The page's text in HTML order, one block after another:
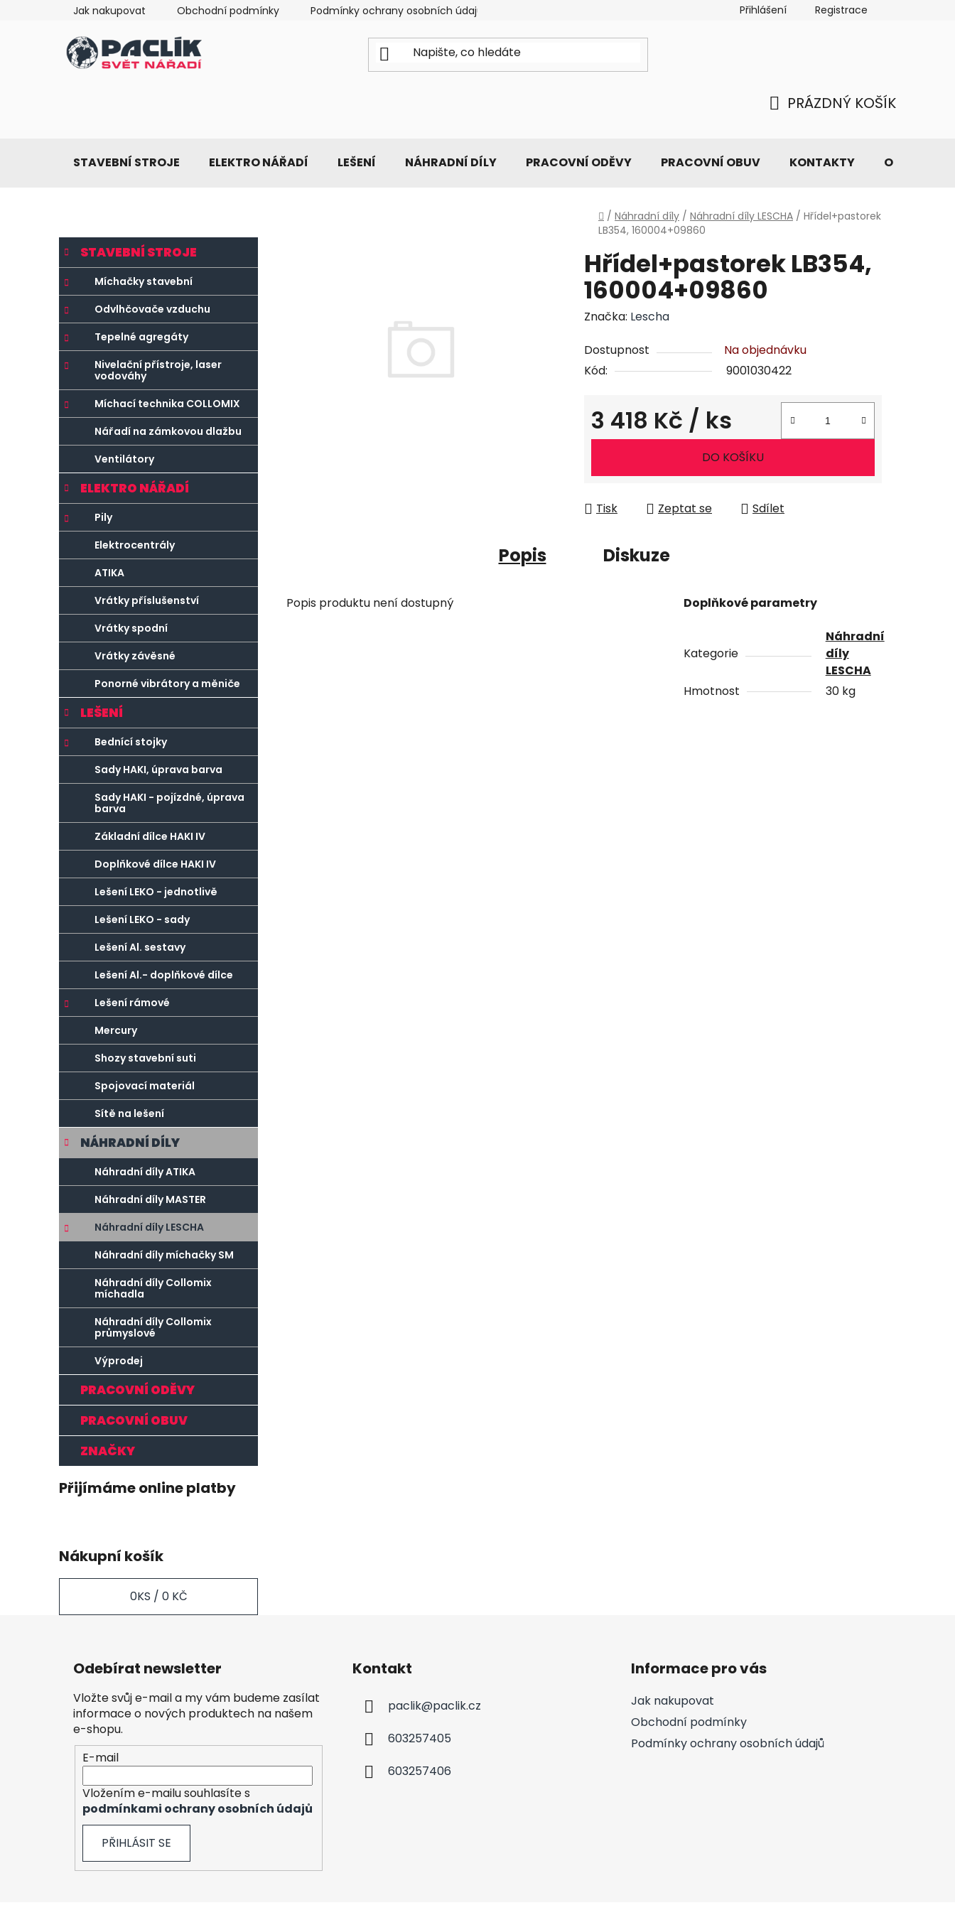
Jak nakupovat Obchodní podmínky Podmínky ochrany osobních údajů Přihlášení Registrace
KOŠÍK
PRÁZDNÝ KOŠÍK
STAVEBNÍ STROJE ELEKTRO NÁŘADÍ LEŠENÍ NÁHRADNÍ DÍLY PRACOVNÍ ODĚVY PRACOVNÍ OBUV KONTAKTY O NÁS
Domů
/ Náhradní díly / Náhradní díly LESCHA / Hřídel+pastorek
LB354, 160004+09860
P
o
s
t
r
a
n
n
í
p
n
e
Přeskočit
kategorie
K
a
e
g
o
i
e
STAVEBNÍ STROJE
Míchačky stavební
Odvlhčovače vzduchu
Tepelné agregáty
Nivelační přístroje, laser
vodováhy
Míchací technika COLLOMIX
Nářadí na zámkovou dlažbu
Ventilátory
ELEKTRO NÁŘADÍ
Pily
Elektrocentrály
ATIKA
Vrátky příslušenství
Vrátky spodní
Vrátky závěsné
Ponorné vibrátory a měniče
LEŠENÍ
Bednící stojky
Sady HAKI, úprava barva
Sady HAKI - pojízdné, úprava
barva
Základní dílce HAKI IV
Doplňkové dílce HAKI IV
Lešení LEKO - jednotlivě
Lešení LEKO - sady
Lešení Al. sestavy
Lešení Al.- doplňkové dílce
Lešení rámové
Mercury
Shozy stavební suti
Spojovací materiál
Sítě na lešení
NÁHRADNÍ DÍLY
Náhradní díly ATIKA
Náhradní díly MASTER
Náhradní díly LESCHA
Náhradní díly míchačky SM
Náhradní díly Collomix
míchadla
Náhradní díly Collomix
průmyslové
Výprodej
PRACOVNÍ ODĚVY
PRACOVNÍ OBUV
ZNAČKY
Přijímáme online platby
Nákupní košík
0KS / 0 KČ
Hřídel+pastorek LB354,
160004+09860
Značka: Lescha
Dostupnost
Na objednávku
Kód:
9001030422
3 418 Kč / ks
Měrná cena:
DO KOŠÍKU
Tisk Zeptat se Sdílet
Popis Diskuze
Popis produktu není dostupný Doplňkové parametry
Kategorie
Náhradní
díly
LESCHA
Hmotnost
30 kg
Odebírat newsletter
Vložte svůj e-mail a my vám budeme zasílat
informace o nových produktech na našem
e-shopu.
E-mail
Vložením e-mailu souhlasíte s
podmínkami ochrany osobních údajů
PŘIHLÁSIT SE
Kontakt
paclik@paclik.cz
603257405
603257406
Informace pro vás
Jak nakupovat
Obchodní podmínky
Podmínky ochrany osobních údajů